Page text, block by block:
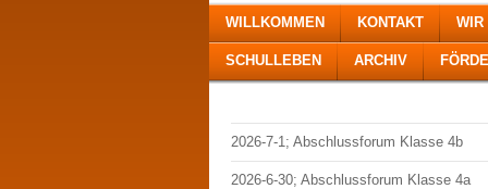
WILLKOMMEN KONTAKT WIR
SCHULLEBEN ARCHIV
2026-7-1; Abschlussforum Klasse 4b
2026-6-30; Abschlussforum Klasse 4a